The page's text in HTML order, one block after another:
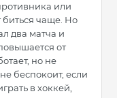
или
биться чаще. Но
два матча и
от
но не
беспокоит, если
в хоккей,